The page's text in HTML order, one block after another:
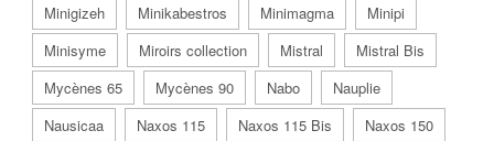
Minigizeh
Minikabestros Minimagma
Minipi
Minisyme
Miroirs collection Mistral
Mistral Bis
Mycènes 65
Mycènes 90 Nabo
Nauplie
Nausicaa
Naxos 115 Naxos 115 Bis
Naxos 150